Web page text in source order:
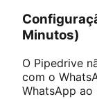
Minutos)
O Pipedrive
com o
WhatsApp ao